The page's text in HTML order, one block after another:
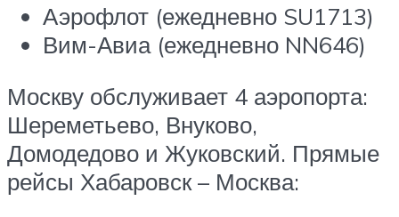
Аэрофлот (ежедневно SU1713)
Вим-Авиа (ежедневно NN646)
Москву обслуживает 4 аэропорта:
Шереметьево, Внуково,
Домодедово и Жуковский. Прямые
рейсы Хабаровск – Москва: